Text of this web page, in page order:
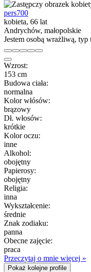
pers700
kobieta, 66 lat
Andrychów, małopolskie
Jestem osobą wrażliwą,
Wzrost:
153 cm
Budowa ciała:
normalna
Kolor włósów:
brązowy
Dł. włosów:
krótkie
Kolor oczu:
inne
Alkohol:
obojętny
Papierosy:
obojętny
Religia:
inna
Wykształcenie:
średnie
Znak zodiaku:
panna
Obecne zajęcie:
praca
Przeczytaj o mnie więcej »
Pokaż kolejne profile